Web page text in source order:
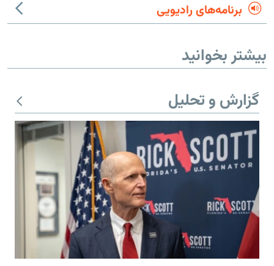
برنامه‌های رادیویی
بیشتر بخوانید
گزارش و تحلیل